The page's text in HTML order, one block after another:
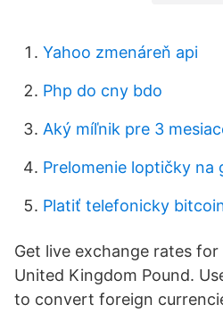
Yahoo zmenáreň api
Php do cny bdo
Aký míľnik pre 3
Prelomenie loptičky na
Platiť telefonicky
Get live exchange rates
United Kingdom Pound.
to convert foreign